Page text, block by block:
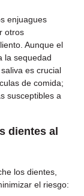
enjuagues
otros
Aunque el
la sequedad
es crucial
de comida;
susceptibles a
dientes al
los dientes,
el riesgo: